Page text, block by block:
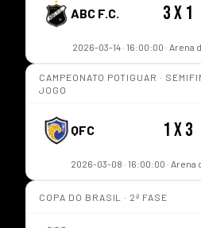
ABC F.C. 3 x 1
2026-03-14 · 16:00:00 · Arena
CAMPEONATO POTIGUAR ·
JOGO
QFC 1 x 3
2026-03-08 · 16:00:00 · Arena
COPA DO BRASIL · 2ª FASE